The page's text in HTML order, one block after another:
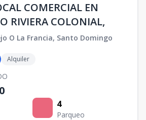
COMERCIAL EN
RIVIERA COLONIAL,
O La Francia, Santo Domingo
Alquiler
4
Parqueo